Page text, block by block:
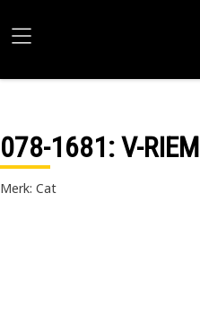
078-1681: V-RIEM
Merk: Cat